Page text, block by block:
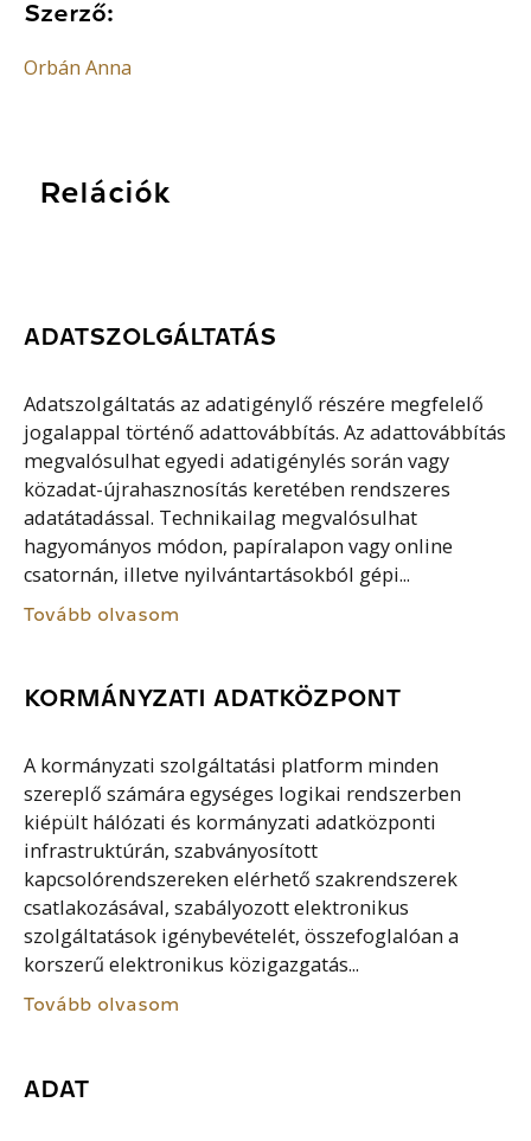
Szerző:
Orbán Anna
Relációk
ADATSZOLGÁLTATÁS
Adatszolgáltatás az adatigénylő részére megfelelő
jogalappal történő adattovábbítás. Az adattovábbítás
megvalósulhat egyedi adatigénylés során vagy
közadat-újrahasznosítás keretében rendszeres
adatátadással. Technikailag megvalósulhat
hagyományos módon, papíralapon vagy online
csatornán, illetve nyilvántartásokból gépi...
Tovább olvasom
KORMÁNYZATI ADATKÖZPONT
A kormányzati szolgáltatási platform minden
szereplő számára egységes logikai rendszerben
kiépült hálózati és kormányzati adatközponti
infrastruktúrán, szabványosított
kapcsolórendszereken elérhető szakrendszerek
csatlakozásával, szabályozott elektronikus
szolgáltatások igénybevételét, összefoglalóan a
korszerű elektronikus közigazgatás...
Tovább olvasom
ADAT